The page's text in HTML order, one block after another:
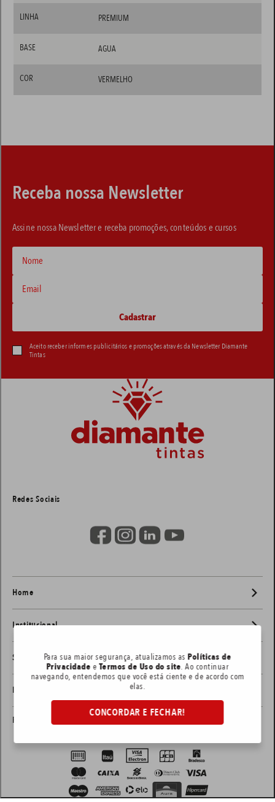
Para sua maior segurança, atualizamos as Políticas de
Privacidade eTermos de Uso do site. Ao continuar
navegando, entendemos que você está ciente e de acordo com
elas.
CONCORDAR E FECHAR!
LINHA PREMIUM
BASE AGUA
COR VERMELHO
Receba nossa Newsletter
Assine nossa Newsletter e receba promoções, conteúdos e cursos
Aceito receber informes publicitários e promoções através da Newsletter Diamante
Tintas
Redes Sociais
Home
Institucional
Saiba mais
Informações de contato
Formas de pagamento